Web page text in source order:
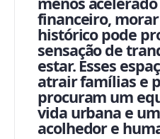
financeiro,
histórico pode
sensação de
estar. Esses
atrair famílias e
procuram um
vida urbana e
acolhedor e